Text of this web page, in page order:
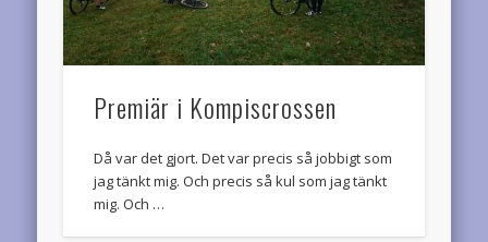
Premiär i Kompiscrossen
jag tänkt mig. Och precis så kul som jag tänkt
mig. Och …